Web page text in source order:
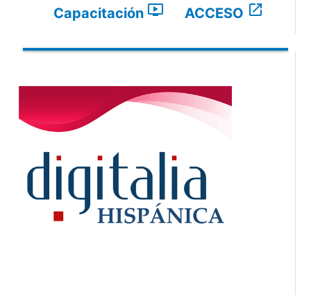
ACCESO open_in_new
Capacitación ondemand_video